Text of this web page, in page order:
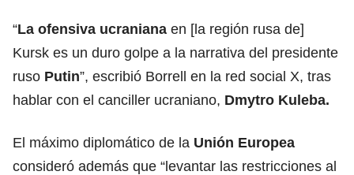
“La ofensiva ucraniana en [la región rusa de]
Kursk es un duro golpe a la narrativa del presidente
ruso Putin”, escribió Borrell en la red social X, tras
hablar con el canciller ucraniano, Dmytro Kuleba.
El máximo diplomático de la Unión Europea
consideró además que “levantar las restricciones al